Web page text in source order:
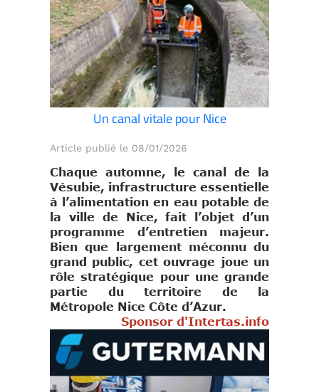
Un canal vitale pour Nice
Article publié le 08/01/2026
Chaque automne, le canal de la
Vésubie, infrastructure essentielle
à l’alimentation en eau potable de
la ville de Nice, fait l’objet d’un
programme d’entretien majeur.
Bien que largement méconnu du
grand public, cet ouvrage joue un
rôle stratégique pour une grande
partie du territoire de la
Métropole Nice Côte d’Azur.
Sponsor d'Intertas.info